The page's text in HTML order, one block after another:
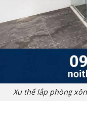
Xu thế lắp phòng